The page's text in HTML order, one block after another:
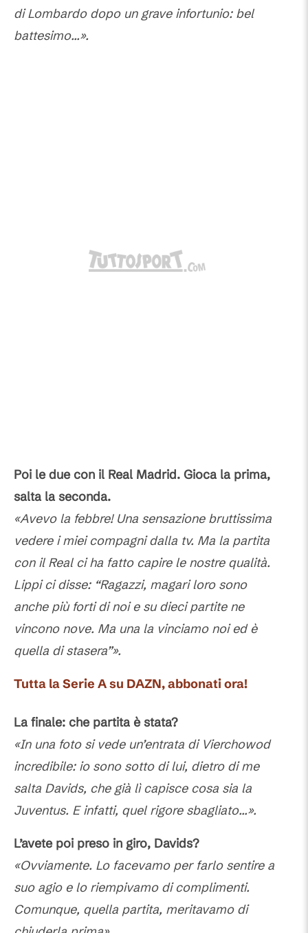
di Lombardo dopo un grave infortunio: bel
battesimo...».
Poi le due con il Real Madrid. Gioca la prima,
salta la seconda.
«Avevo la febbre! Una sensazione bruttissima
vedere i miei compagni dalla tv. Ma la partita
con il Real ci ha fatto capire le nostre qualità.
Lippi ci disse: “Ragazzi, magari loro sono
anche più forti di noi e su dieci partite ne
vincono nove. Ma una la vinciamo noi ed è
quella di stasera”».
Tutta la Serie A su DAZN, abbonati ora!
La finale: che partita è stata?
«In una foto si vede un’entrata di Vierchowod
incredibile: io sono sotto di lui, dietro di me
salta Davids, che già lì capisce cosa sia la
Juventus. E infatti, quel rigore sbagliato...».
L’avete poi preso in giro, Davids?
«Ovviamente. Lo facevamo per farlo sentire a
suo agio e lo riempivamo di complimenti.
Comunque, quella partita, meritavamo di